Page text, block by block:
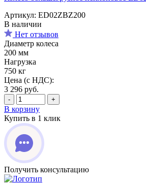
Артикул: ED02ZBZ200
В наличии
Нет отзывов
Диаметр колеса
200 мм
Нагрузка
750 кг
Цена (с НДС):
3 296 руб.
- +
В корзину
Купить в 1 клик
Получить консультацию